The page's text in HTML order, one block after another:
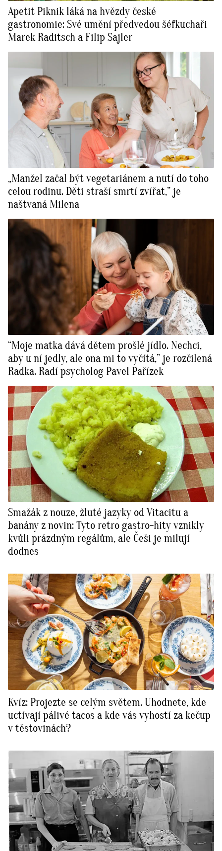
Apetit Piknik láká na hvězdy české
gastronomie: Své umění předvedou šéfkuchaři
Marek Raditsch a Filip Sajler
„Manžel začal být vegetariánem a nutí do toho
celou rodinu. Děti straší smrtí zvířat,” je
naštvaná Milena
“Moje matka dává dětem prošlé jídlo. Nechci,
aby u ní jedly, ale ona mi to vyčítá,” je rozčilená
Radka. Radí psycholog Pavel Pařízek
Smažák z nouze, žluté jazyky od Vitacitu a
banány z novin: Tyto retro gastro-hity vznikly
kvůli prázdným regálům, ale Češi je milují
dodnes
Kvíz: Projezte se celým světem. Uhodnete, kde
uctívají pálivé tacos a kde vás vyhostí za kečup
v těstovinách?